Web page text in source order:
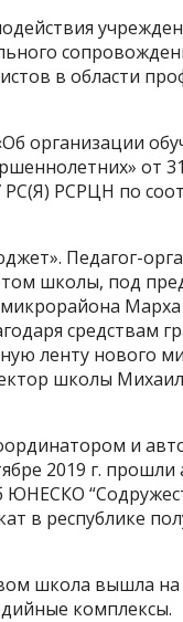
в области
организации
от
РС(Я) РСРЦН по
Педагог-
школы, под
средствам
ленту нового
школы
и
2019 г.
в республике
школа вышла
комплексы.